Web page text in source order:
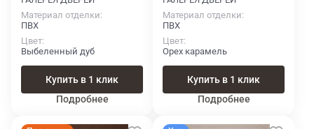
Материал отделки
ПВХ
Цвет
Выбеленный дуб
Купить в 1 клик
Подробнее
Материал отделки
ПВХ
Цвет
Орех карамель
Купить в 1 клик
Подробнее